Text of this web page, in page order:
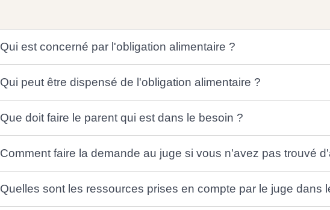
Qui est concerné par l'obligation alimentaire ?
Qui peut être dispensé de l'obligation alimentaire ?
Que doit faire le parent qui est dans le besoin ?
Comment faire la demande au juge si vous n'avez pas trouvé
Quelles sont les ressources prises en compte par le juge dans